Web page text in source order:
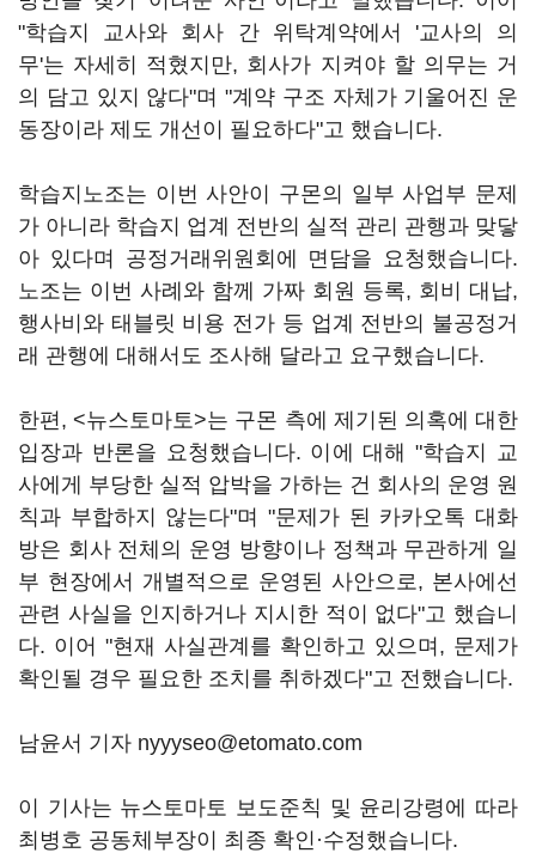
"학습지 교사와 회사 간 위탁계약에서 '교사의 의
무'는 자세히 적혔지만, 회사가 지켜야 할 의무는 거
의 담고 있지 않다"며 "계약 구조 자체가 기울어진 운
동장이라 제도 개선이 필요하다"고 했습니다.
학습지노조는 이번 사안이 구몬의 일부 사업부 문제
가 아니라 학습지 업계 전반의 실적 관리 관행과 맞닿
아 있다며 공정거래위원회에 면담을 요청했습니다.
노조는 이번 사례와 함께 가짜 회원 등록, 회비 대납,
행사비와 태블릿 비용 전가 등 업계 전반의 불공정거
래 관행에 대해서도 조사해 달라고 요구했습니다.
한편, <뉴스토마토>는 구몬 측에 제기된 의혹에 대한
입장과 반론을 요청했습니다. 이에 대해 "학습지 교
사에게 부당한 실적 압박을 가하는 건 회사의 운영 원
칙과 부합하지 않는다"며 "문제가 된 카카오톡 대화
방은 회사 전체의 운영 방향이나 정책과 무관하게 일
부 현장에서 개별적으로 운영된 사안으로, 본사에선
관련 사실을 인지하거나 지시한 적이 없다"고 했습니
다. 이어 "현재 사실관계를 확인하고 있으며, 문제가
확인될 경우 필요한 조치를 취하겠다"고 전했습니다.
남윤서 기자 nyyyseo@etomato.com
이 기사는 뉴스토마토 보도준칙 및 윤리강령에 따라
최병호 공동체부장이 최종 확인·수정했습니다.